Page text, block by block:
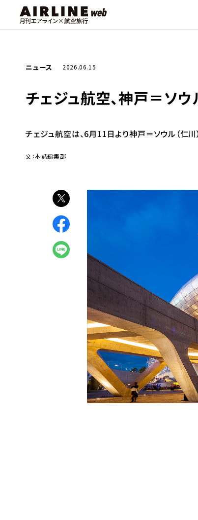
ニュース 2026.06.15
チェジュ航空、神戸＝ソ
チェジュ航空は、6月11日より神戸＝ソウル（仁川
文：本誌編集部